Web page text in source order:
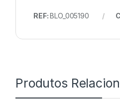
REF:BLO_005190
Produtos